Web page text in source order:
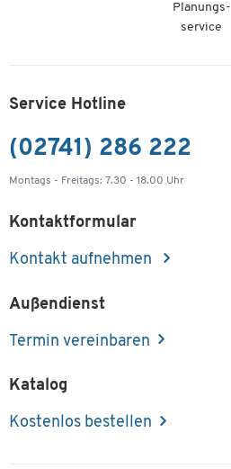
Planungs-
service
Service Hotline
(02741) 286 222
Montags - Freitags: 7.30 - 18.00 Uhr
Kontaktformular
Kontakt aufnehmen
Außendienst
Termin vereinbaren
Katalog
Kostenlos bestellen